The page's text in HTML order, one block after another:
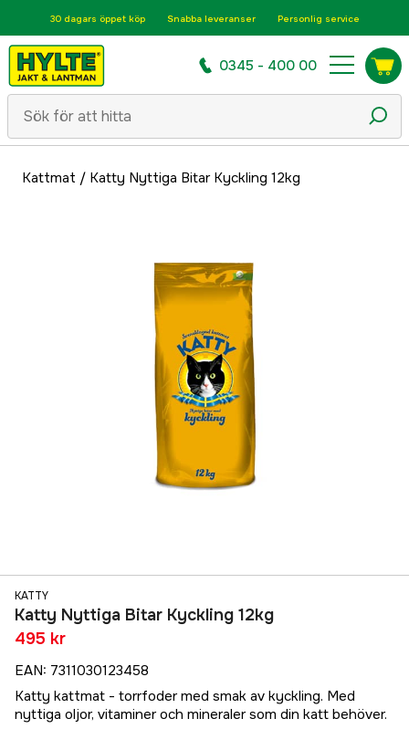
30 dagars öppet köp Snabba leveranser Personlig service
0345 - 400 00
Kattmat / Katty Nyttiga Bitar Kyckling 12kg
KATTY
Katty Nyttiga Bitar Kyckling 12kg
495 kr
EAN: 7311030123458
Katty kattmat - torrfoder med smak av kyckling. Med
nyttiga oljor, vitaminer och mineraler som din katt behöver.